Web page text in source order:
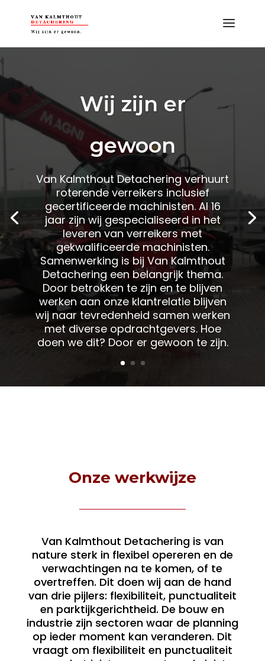
Wij zijn er
gewoon
Van Kalmthout Detachering verhuurt
roterende verreikers inclusief
gecertificeerde machinisten. Al 16
jaar zijn wij gespecialiseerd in het
leveren van verreikers met
gekwalificeerde machinisten.
Samenwerking is bij Van Kalmthout
Detachering een belangrijk thema.
Door betrokken te zijn en te blijven
werken aan onze klantrelatie blijven
wij naar tevredenheid samen werken
met diverse opdrachtgevers. Hoe
doen we dit? Door er gewoon te zijn.
Onze werkwijze
Van Kalmthout Detachering is van
nature sterk in flexibel opereren en de
verwachtingen na te komen, of te
overtreffen. Dit doen wij aan de hand
van drie pijlers: flexibiliteit, punctualiteit
en parktijkgerichtheid. De bouw en
industrie zijn sectoren waar de planning
op ieder moment kan veranderen. Dit
vraagt om flexibiliteit en punctualiteit